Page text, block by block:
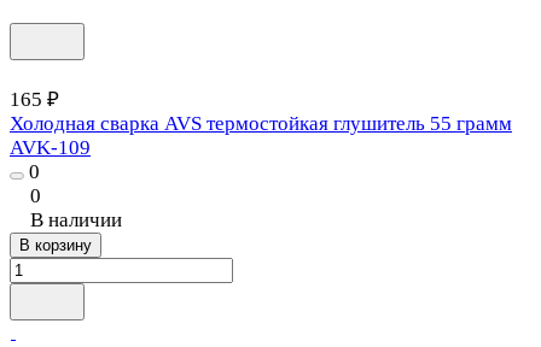
165 ₽
Холодная сварка AVS термостойкая глушитель 55 грамм
AVK-109
0
0
В наличии
В корзину